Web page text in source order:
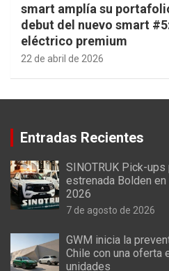
smart amplía su
debut del nuevo smart
eléctrico premium
22 de abril de 2026
Entradas Recientes
SINOTRUK Pick-
estrenada Bolden
2026
7 de agosto de 2026
GWM inicia la
Chile con una oferta
unidades